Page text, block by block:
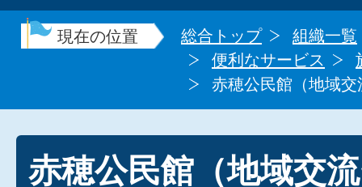
現在の位置 総合トップ
組織一覧
便利なサービス
赤穂公民館（地域
赤穂公民館（地域交